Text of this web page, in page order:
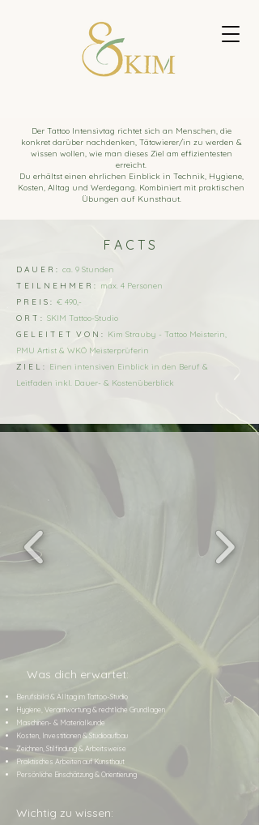
Der Tattoo Intensivtag richtet sich an Menschen, die
konkret darüber nachdenken, Tätowierer/in zu werden &
wissen wollen, wie man dieses Ziel am effizientesten
erreicht.
Du erhältst einen ehrlichen Einblick in Technik, Hygiene,
Kosten, Alltag und Werdegang. Kombiniert mit praktischen
Übungen auf Kunsthaut.
F A C T S
D A U E R : ca. 9 Stunden​
T E I L N E H M E R : max. 4 Personen
P R E I S : € 490,-
O R T : SKIM Tattoo-Studio
G E L E I T E T V O N : Kim Strauby - Tattoo Meisterin,
PMU Artist & WKÖ Meisterprüferin
Z I E L : Einen intensiven Einblick in den Beruf &
Leitfaden inkl. Dauer- & Kostenüberblick
Was dich erwartet:
Berufsbild & Alltag im Tattoo-Studio
Hygiene, Verantwortung & rechtliche Grundlagen
Maschinen- & Materialkunde
Kosten, Investitionen & Studioaufbau
Zeichnen, Stilfindung & Arbeitsweise
Praktisches Arbeiten auf Kunsthaut
Persönliche Einschätzung & Orientierung
Wichtig zu wissen: